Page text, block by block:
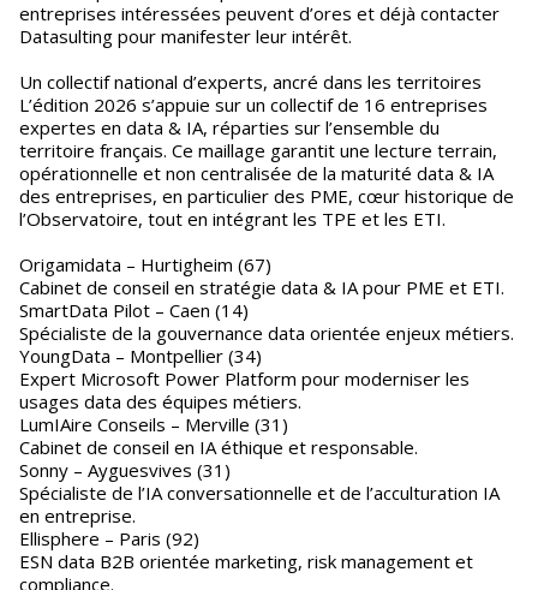
entreprises intéressées peuvent d’ores et déjà contacter
Datasulting pour manifester leur intérêt.
Un collectif national d’experts, ancré dans les territoires
L’édition 2026 s’appuie sur un collectif de 16 entreprises
expertes en data & IA, réparties sur l’ensemble du
territoire français. Ce maillage garantit une lecture terrain,
opérationnelle et non centralisée de la maturité data & IA
des entreprises, en particulier des PME, cœur historique de
l’Observatoire, tout en intégrant les TPE et les ETI.
Origamidata – Hurtigheim (67)
Cabinet de conseil en stratégie data & IA pour PME et ETI.
SmartData Pilot – Caen (14)
Spécialiste de la gouvernance data orientée enjeux métiers.
YoungData – Montpellier (34)
Expert Microsoft Power Platform pour moderniser les
usages data des équipes métiers.
LumIAire Conseils – Merville (31)
Cabinet de conseil en IA éthique et responsable.
Sonny – Ayguesvives (31)
Spécialiste de l’IA conversationnelle et de l’acculturation IA
en entreprise.
Ellisphere – Paris (92)
ESN data B2B orientée marketing, risk management et
compliance.